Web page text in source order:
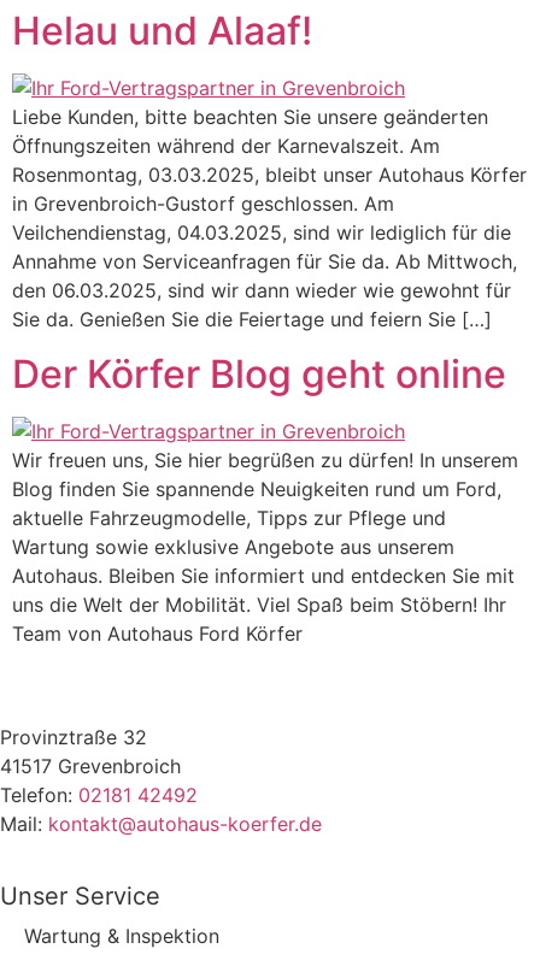
Helau und Alaaf!
Liebe Kunden, bitte beachten Sie unsere geänderten
Öffnungszeiten während der Karnevalszeit. Am
Rosenmontag, 03.03.2025, bleibt unser Autohaus Körfer
in Grevenbroich-Gustorf geschlossen. Am
Veilchendienstag, 04.03.2025, sind wir lediglich für die
Annahme von Serviceanfragen für Sie da. Ab Mittwoch,
den 06.03.2025, sind wir dann wieder wie gewohnt für
Sie da. Genießen Sie die Feiertage und feiern Sie […]
Der Körfer Blog geht online
Wir freuen uns, Sie hier begrüßen zu dürfen! In unserem
Blog finden Sie spannende Neuigkeiten rund um Ford,
aktuelle Fahrzeugmodelle, Tipps zur Pflege und
Wartung sowie exklusive Angebote aus unserem
Autohaus. Bleiben Sie informiert und entdecken Sie mit
uns die Welt der Mobilität. Viel Spaß beim Stöbern! Ihr
Team von Autohaus Ford Körfer
Provinztraße 32
41517 Grevenbroich
Telefon: 02181 42492
Mail: kontakt@autohaus-koerfer.de
Unser Service
Wartung & Inspektion